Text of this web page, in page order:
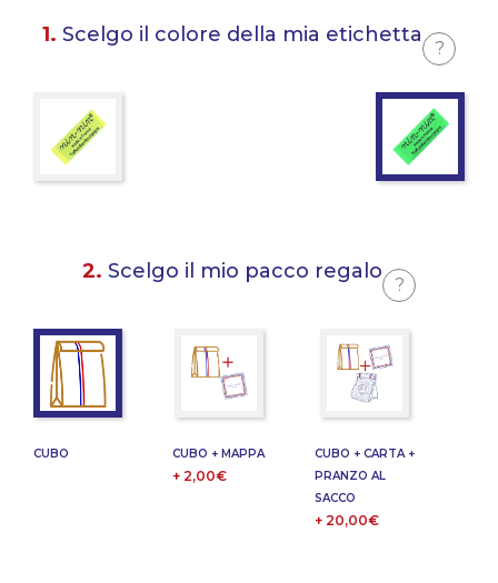
1. Scelgo il colore della mia etichetta
?
2. Scelgo il mio pacco regalo
?
CUBO CUBO + MAPPA
+ 2,00€
CUBO + CARTA +
PRANZO AL
SACCO
+ 20,00€